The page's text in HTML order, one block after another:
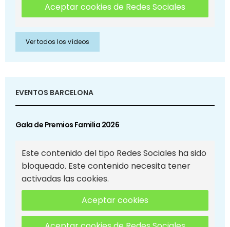
Aceptar cookies de Redes Sociales
Ver todos los vídeos
EVENTOS BARCELONA
Gala de Premios Familia 2026
Este contenido del tipo Redes Sociales ha sido
bloqueado. Este contenido necesita tener
activadas las cookies.
Aceptar cookies